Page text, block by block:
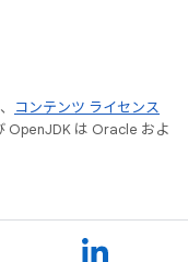
コンテンツ ライセンス
OpenJDK は Oracle およ